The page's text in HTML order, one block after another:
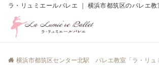
ラ・リュミエールバレエ ｜ 横浜市都筑区のバレエ教
横浜市都筑区センター北駅 バレエ教室「ラ・リュ